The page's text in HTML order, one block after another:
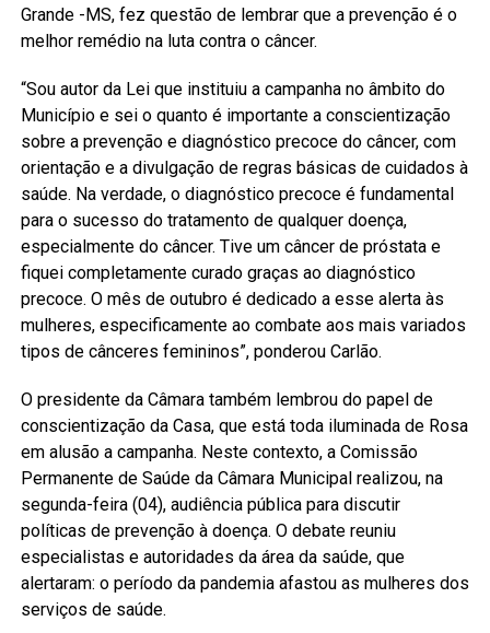
Grande -MS, fez questão de lembrar que a prevenção é o
melhor remédio na luta contra o câncer.
“Sou autor da Lei que instituiu a campanha no âmbito do
Município e sei o quanto é importante a conscientização
sobre a prevenção e diagnóstico precoce do câncer, com
orientação e a divulgação de regras básicas de cuidados à
saúde. Na verdade, o diagnóstico precoce é fundamental
para o sucesso do tratamento de qualquer doença,
especialmente do câncer. Tive um câncer de próstata e
fiquei completamente curado graças ao diagnóstico
precoce. O mês de outubro é dedicado a esse alerta às
mulheres, especificamente ao combate aos mais variados
tipos de cânceres femininos”, ponderou Carlão.
O presidente da Câmara também lembrou do papel de
conscientização da Casa, que está toda iluminada de Rosa
em alusão a campanha. Neste contexto, a Comissão
Permanente de Saúde da Câmara Municipal realizou, na
segunda-feira (04), audiência pública para discutir
políticas de prevenção à doença. O debate reuniu
especialistas e autoridades da área da saúde, que
alertaram: o período da pandemia afastou as mulheres dos
serviços de saúde.